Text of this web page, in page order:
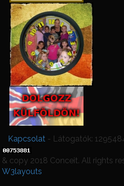
Kapcsolat - Látogatók:
& copy 2018 Conceit. All rights
W3layouts